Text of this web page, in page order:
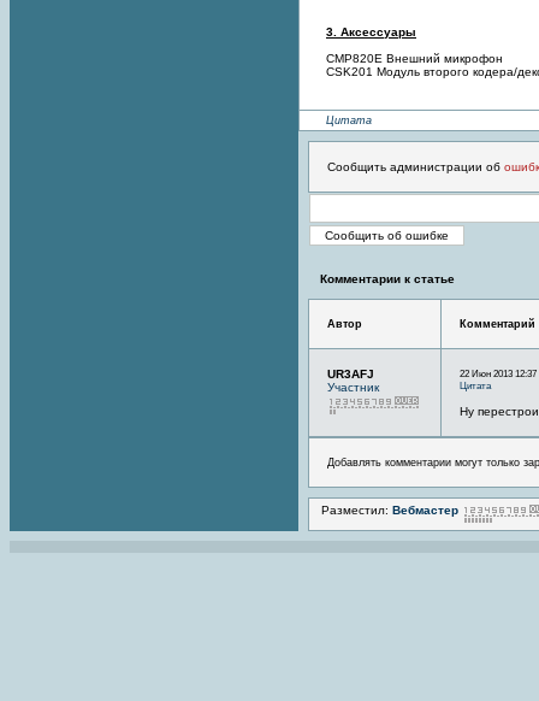
3. Аксессуары
СМР820Е Внешний микрофон
CSK201 Модуль второго кодера/
Цитата
Сообщить администрации об
Комментарии к статье
Автор Комментарий
UR3AFJ
Участник
22 Июн 2013 12:37
Цитата
Ну
Добавлять комментарии могут только
Разместил: Вебмастер